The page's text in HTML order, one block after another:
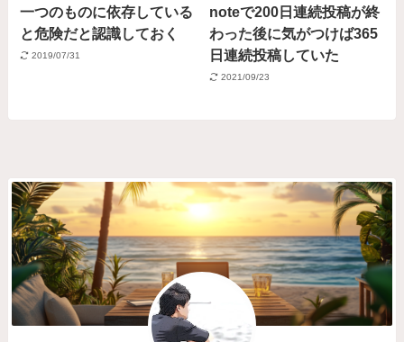
一つのものに依存している
と危険だと認識しておく
2019/07/31
noteで200日連続投稿が終
わった後に気がつけば365
日連続投稿していた
2021/09/23